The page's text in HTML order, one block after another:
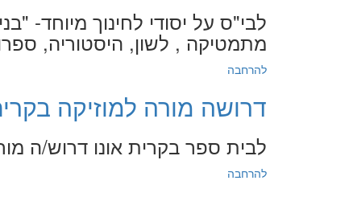
לבי"ס על יסודי לחינוך מיוחד-
מתמטיקה , לשון, היסטוריה,
להרחבה
דרושה מורה למוזיקה בקרית אונו
לבית ספר בקרית אונו דרוש/ה
להרחבה